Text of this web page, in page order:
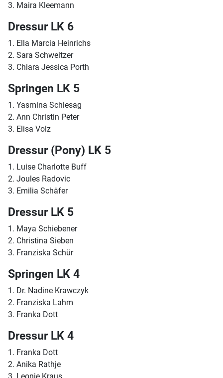
3. Maira Kleemann
Dressur LK 6
1. Ella Marcia Heinrichs
2. Sara Schweitzer
3. Chiara Jessica Porth
Springen LK 5
1. Yasmina Schlesag
2. Ann Christin Peter
3. Elisa Volz
Dressur (Pony) LK 5
1. Luise Charlotte Buff
2. Joules Radovic
3. Emilia Schäfer
Dressur LK 5
1. Maya Schiebener
2. Christina Sieben
3. Franziska Schür
Springen LK 4
1. Dr. Nadine Krawczyk
2. Franziska Lahm
3. Franka Dott
Dressur LK 4
1. Franka Dott
2. Anika Rathje